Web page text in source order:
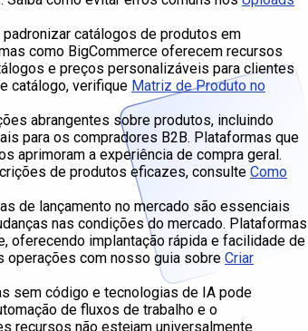
catálogos de produtos em
como BigCommerce oferecem recursos
e preços personalizáveis para clientes
catálogo, verifique Matriz de Produto no
abrangentes sobre produtos, incluindo
para os compradores B2B. Plataformas que
aprimoram a experiência de compra geral.
de produtos eficazes, consulte Como
de lançamento no mercado são essenciais
nas condições do mercado. Plataformas
oferecendo implantação rápida e facilidade de
operações com nosso guia sobre Criar
sem código e tecnologias de IA pode
de fluxos de trabalho e o
recursos não estejam universalmente